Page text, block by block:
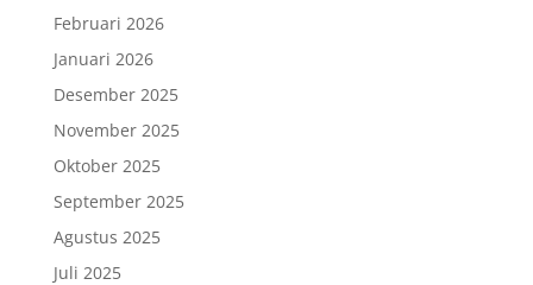
Februari 2026
Januari 2026
Desember 2025
November 2025
Oktober 2025
September 2025
Agustus 2025
Juli 2025